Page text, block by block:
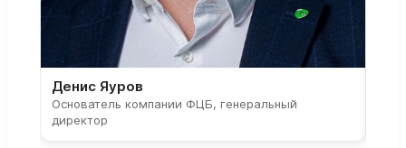
Денис Яуров
Основатель компании ФЦБ, генеральный
директор